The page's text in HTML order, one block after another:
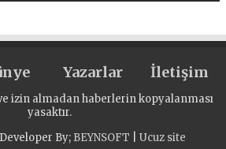
Yazarlar İletişim
izin almadan haberlerin kopyalanması
yasaktır.
By; BEYNSOFT Ucuz site